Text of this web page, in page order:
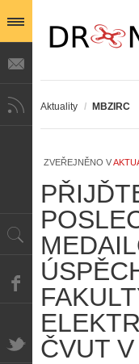
Aktuality / MBZIRC
ZVEŘEJNĚNO V
ČVUT